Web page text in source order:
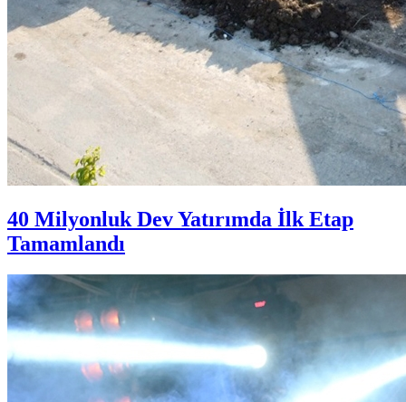
40 Milyonluk Dev Yatırımda İlk Etap
Tamamlandı